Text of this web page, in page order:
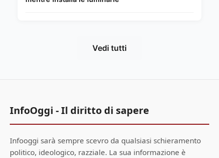
Vedi tutti
InfoOggi - Il diritto di sapere
Infooggi sarà sempre scevro da qualsiasi schieramento
politico, ideologico, razziale. La sua informazione è